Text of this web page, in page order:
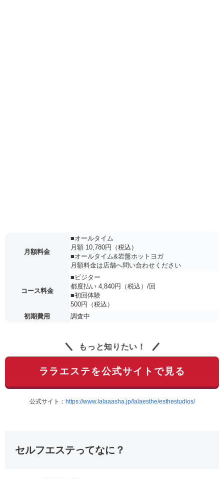
月額料金
■オールタイム
月額 10,780円（税込）
■オールタイム&岩盤ホットヨガ
月額料金は店舗へ問い合わせください
コース料金
■ビジター
都度払い 4,840円（税込）/回
■初回体験
500円（税込）
初期費用
調査中
もっと知りたい！
ララエステを公式サイトで見る
公式サイト： https://www.lalaaasha.jp/lalaesthe/esthestudios/
セルフエステってなに？